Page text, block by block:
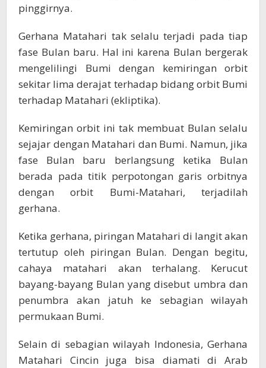
pinggirnya.
Gerhana Matahari tak selalu terjadi pada tiap
fase Bulan baru. Hal ini karena Bulan bergerak
mengelilingi Bumi dengan kemiringan orbit
sekitar lima derajat terhadap bidang orbit Bumi
terhadap Matahari (ekliptika).
Kemiringan orbit ini tak membuat Bulan selalu
sejajar dengan Matahari dan Bumi. Namun, jika
fase Bulan baru berlangsung ketika Bulan
berada pada titik perpotongan garis orbitnya
dengan orbit Bumi-Matahari, terjadilah
gerhana.
Ketika gerhana, piringan Matahari di langit akan
tertutup oleh piringan Bulan. Dengan begitu,
cahaya matahari akan terhalang. Kerucut
bayang-bayang Bulan yang disebut umbra dan
penumbra akan jatuh ke sebagian wilayah
permukaan Bumi.
Selain di sebagian wilayah Indonesia, Gerhana
Matahari Cincin juga bisa diamati di Arab